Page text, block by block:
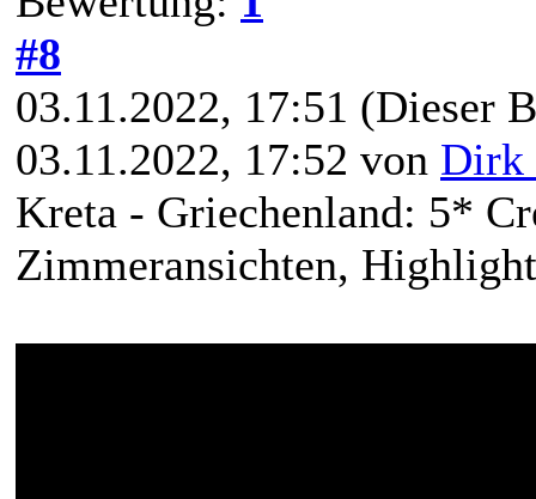
#8
03.11.2022, 17:51 (Dieser
03.11.2022, 17:52 von Dirk
Kreta - Griechenland: 5*
Zimmeransichten,